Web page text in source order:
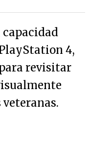
capacidad
4,
revisitar
veteranas.